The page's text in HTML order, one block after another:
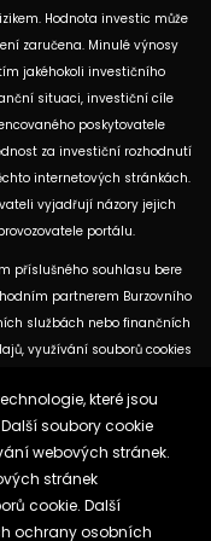
Hodnota investic může
zaručena. Minulé výnosy
jakéhokoli investičního
situaci, investiční cíle
poskytovatele
za investiční rozhodnutí
internetových stránkách.
vyjadřují názory jejich
portálu.
příslušného souhlasu bere
partnerem Burzovního
službách nebo finančních
využívání souborů cookies
jednotlivých článků mohou
původní analýzy nebo datu,
tržní údaje.
které jsou
soubory cookie
webových stránek.
stránek
cookie. Další
ochrany osobních